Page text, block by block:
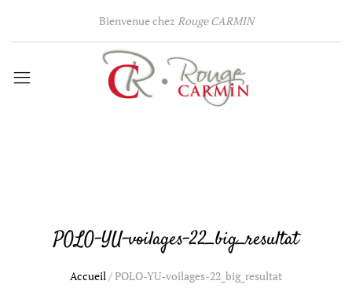
Bienvenue chez Rouge CARMIN
POLO-YU-voilages-22_big_resultat
Accueil/POLO-YU-voilages-22_big_resultat